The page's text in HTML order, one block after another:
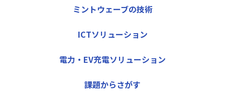
ミントウェーブの技術
ICTソリューション
電力・EV充電ソリューション
課題からさがす